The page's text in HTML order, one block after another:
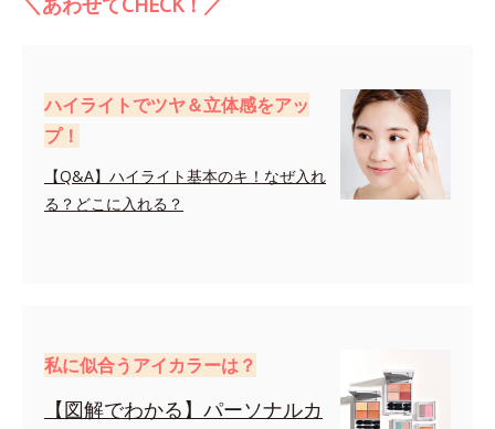
ハイライトでツヤ＆立体感をアッ
プ！
【Q&A】ハイライト基本のキ！なぜ入れ
る？どこに入れる？
私に似合うアイカラーは？
【図解でわかる】パーソナルカ